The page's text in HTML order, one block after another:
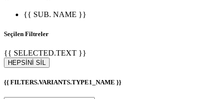
{{ SUB. NAME }}
Seçilen Filtreler
{{ SELECTED.TEXT }}
HEPSİNİ SİL
{{ FILTERS.VARIANTS.TYPE1_NAME }}